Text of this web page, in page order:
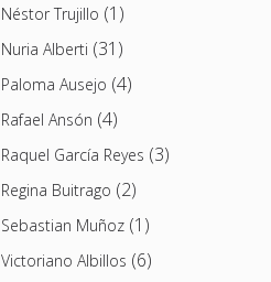
Néstor Trujillo (1)
Nuria Alberti (31)
Paloma Ausejo (4)
Rafael Ansón (4)
Raquel García Reyes (3)
Regina Buitrago (2)
Sebastian Muñoz(1)
Victoriano Albillos (6)